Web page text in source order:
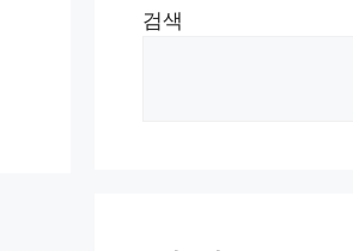
검색